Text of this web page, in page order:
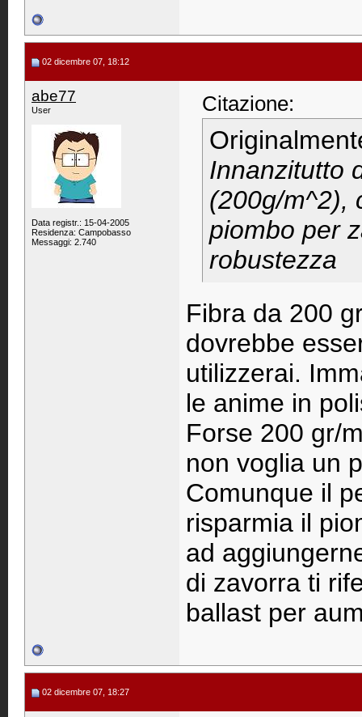
02 dicembre 07, 18:12
abe77
User
Data registr.: 15-04-2005
Residenza: Campobasso
Messaggi: 2.740
Citazione:
Innanzitutto
(200g/m^2),
piombo per
robustezza
Fibra da 200
dovrebbe
utilizzerai.
le anime in
Forse 200 gr/
non voglia un
Comunque il
risparmia il
ad
di zavorra ti
ballast per
02 dicembre 07, 18:27